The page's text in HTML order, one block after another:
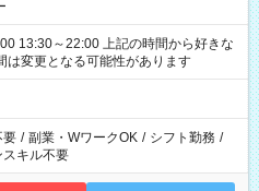
上記の時間から好きな
変更となる可能性があります
要 / 副業・WワークOK / シフト勤務 /
スキル不要